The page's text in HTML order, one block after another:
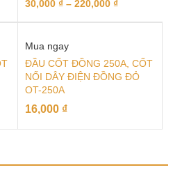
30,000 ₫ – 220,000 ₫
Mua ngay
ĐẦU CỐT ĐỒNG 250A, CỐT
NỐI DÂY ĐIỆN ĐỒNG ĐỎ
OT-250A
16,000 ₫